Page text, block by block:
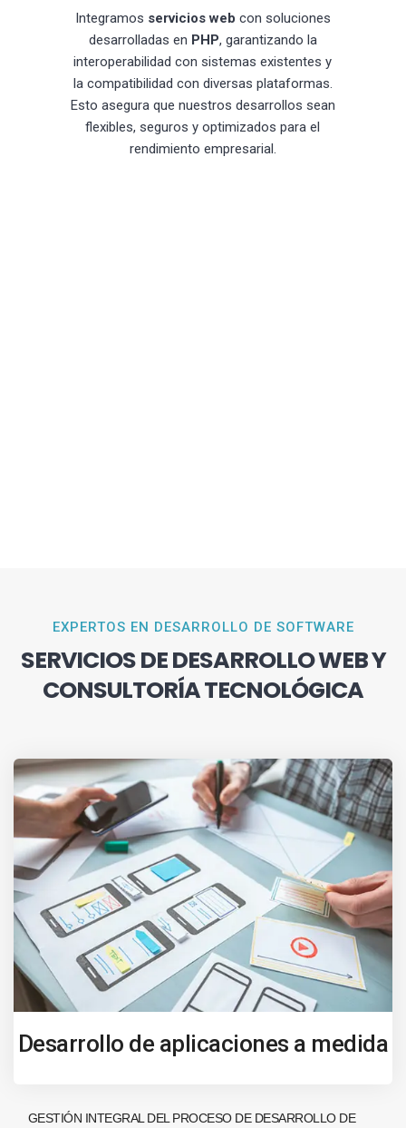
Integramos servicios web con soluciones
desarrolladas en PHP, garantizando la
interoperabilidad con sistemas existentes y
la compatibilidad con diversas plataformas.
Esto asegura que nuestros desarrollos sean
flexibles, seguros y optimizados para el
rendimiento empresarial.
EXPERTOS EN DESARROLLO DE SOFTWARE
SERVICIOS DE DESARROLLO WEB Y
CONSULTORÍA TECNOLÓGICA
Desarrollo de aplicaciones a medida
GESTIÓN INTEGRAL DEL PROCESO DE DESARROLLO DE